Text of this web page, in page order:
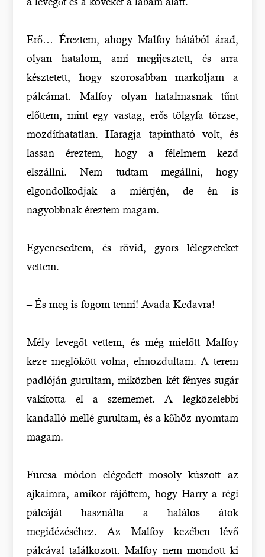
Erő… Éreztem, ahogy Malfoy hátából árad,
olyan hatalom, ami megijesztett, és arra
késztetett, hogy szorosabban markoljam a
pálcámat. Malfoy olyan hatalmasnak tűnt
előttem, mint egy vastag, erős tölgyfa törzse,
mozdíthatatlan. Haragja tapintható volt, és
lassan éreztem, hogy a félelmem kezd
elszállni. Nem tudtam megállni, hogy
elgondolkodjak a miértjén, de én is
nagyobbnak éreztem magam.
Egyenesedtem, és rövid, gyors lélegzeteket
vettem.
– És meg is fogom tenni! Avada Kedavra!
Mély levegőt vettem, és még mielőtt Malfoy
keze meglökött volna, elmozdultam. A terem
padlóján gurultam, miközben két fényes sugár
vakította el a szememet. A legközelebbi
kandalló mellé gurultam, és a kőhöz nyomtam
magam.
Furcsa módon elégedett mosoly kúszott az
ajkaimra, amikor rájöttem, hogy Harry a régi
pálcáját használta a halálos átok
megidézéséhez. Az Malfoy kezében lévő
pálcával találkozott. Malfoy nem mondott ki